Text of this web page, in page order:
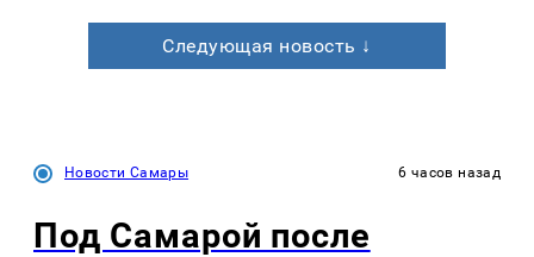
Следующая новость ↓
Новости Самары 6 часов назад
Под Самарой после